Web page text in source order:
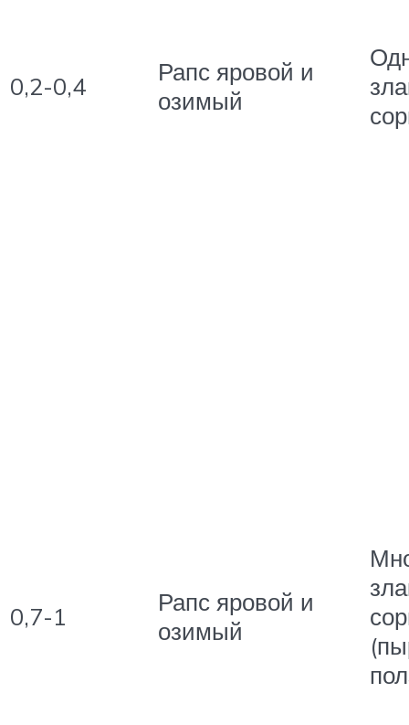
0,2-0,4
Рапс яровой и
озимый
0,7-1
Рапс яровой и
озимый